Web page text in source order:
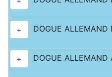
+ DOGUE
+ DOGUE